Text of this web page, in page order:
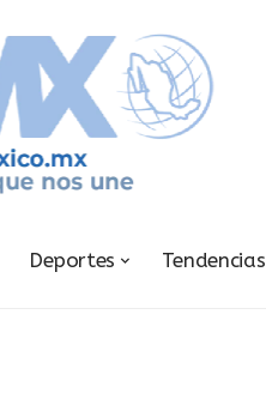
Deportes Tendencias